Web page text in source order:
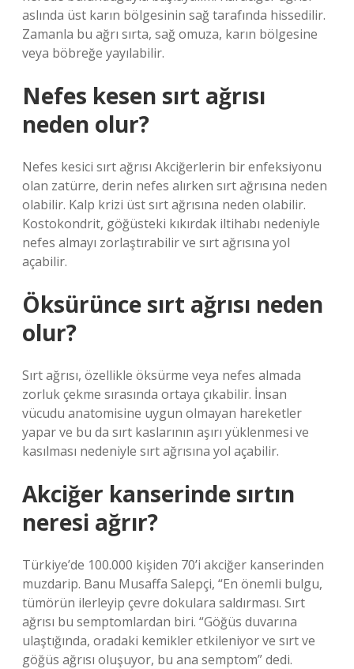
aslında üst karın bölgesinin sağ tarafında hissedilir.
Zamanla bu ağrı sırta, sağ omuza, karın bölgesine
veya böbreğe yayılabilir.
Nefes kesen sırt ağrısı
neden olur?
Nefes kesici sırt ağrısı Akciğerlerin bir enfeksiyonu
olan zatürre, derin nefes alırken sırt ağrısına neden
olabilir. Kalp krizi üst sırt ağrısına neden olabilir.
Kostokondrit, göğüsteki kıkırdak iltihabı nedeniyle
nefes almayı zorlaştırabilir ve sırt ağrısına yol
açabilir.
Öksürünce sırt ağrısı neden
olur?
Sırt ağrısı, özellikle öksürme veya nefes almada
zorluk çekme sırasında ortaya çıkabilir. İnsan
vücudu anatomisine uygun olmayan hareketler
yapar ve bu da sırt kaslarının aşırı yüklenmesi ve
kasılması nedeniyle sırt ağrısına yol açabilir.
Akciğer kanserinde sırtın
neresi ağrır?
Türkiye’de 100.000 kişiden 70’i akciğer kanserinden
muzdarip. Banu Musaffa Salepçi, “En önemli bulgu,
tümörün ilerleyip çevre dokulara saldırması. Sırt
ağrısı bu semptomlardan biri. “Göğüs duvarına
ulaştığında, oradaki kemikler etkileniyor ve sırt ve
göğüs ağrısı oluşuyor, bu ana semptom” dedi.